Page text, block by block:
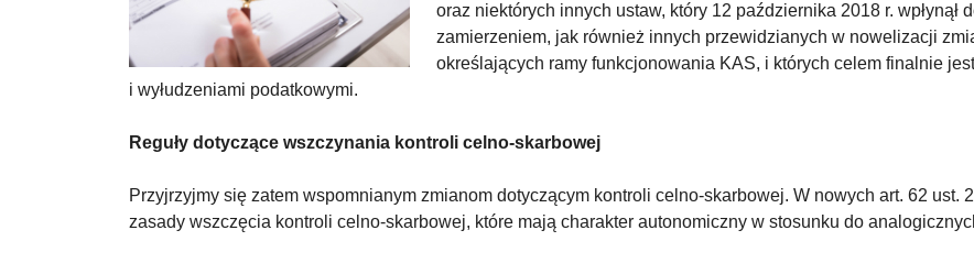
oraz niektórych innych ustaw, który 12 października 2018 r. wpłynął
zamierzeniem, jak również innych przewidzianych w nowelizacji
określających ramy funkcjonowania KAS, i których celem finalnie
i wyłudzeniami podatkowymi.
Reguły dotyczące wszczynania kontroli celno-skarbowej
Przyjrzyjmy się zatem wspomnianym zmianom dotyczącym kontroli celno-skarbowej. W nowych art. 62 ust.
zasady wszczęcia kontroli celno-skarbowej, które mają charakter autonomiczny w stosunku do